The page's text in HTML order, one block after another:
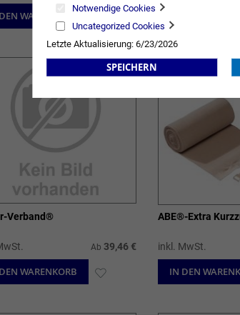
WARENKORB ZUR
WUNSCHLISTE
HINZUFÜGEN
Verband®
Ab39,46 €
WARENKORB
ABE®-Extra
inkl. MwSt.
IN DEN
Notwendige Cookies
Uncategorized Cookies
Letzte Aktualisierung: 6/23/2026
SPEICHERN